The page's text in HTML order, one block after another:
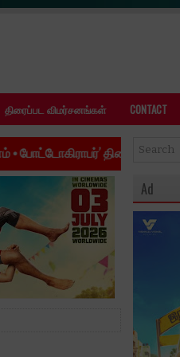
திரைப்பட விமர்சனங்கள் CONTACT
திரைப்பட விமர்சனம்•
Ad